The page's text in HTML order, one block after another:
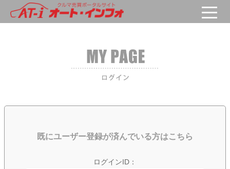
既にユーザー登録が済んでいる方はこちら
ログインID：